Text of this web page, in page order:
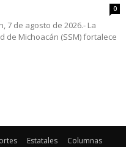
0
7 de agosto de 2026.- La
de Michoacán (SSM) fortalece
Estatales Columnas